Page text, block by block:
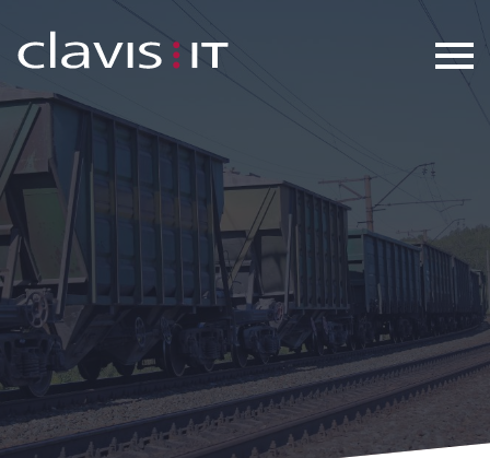
Transport & Logistik